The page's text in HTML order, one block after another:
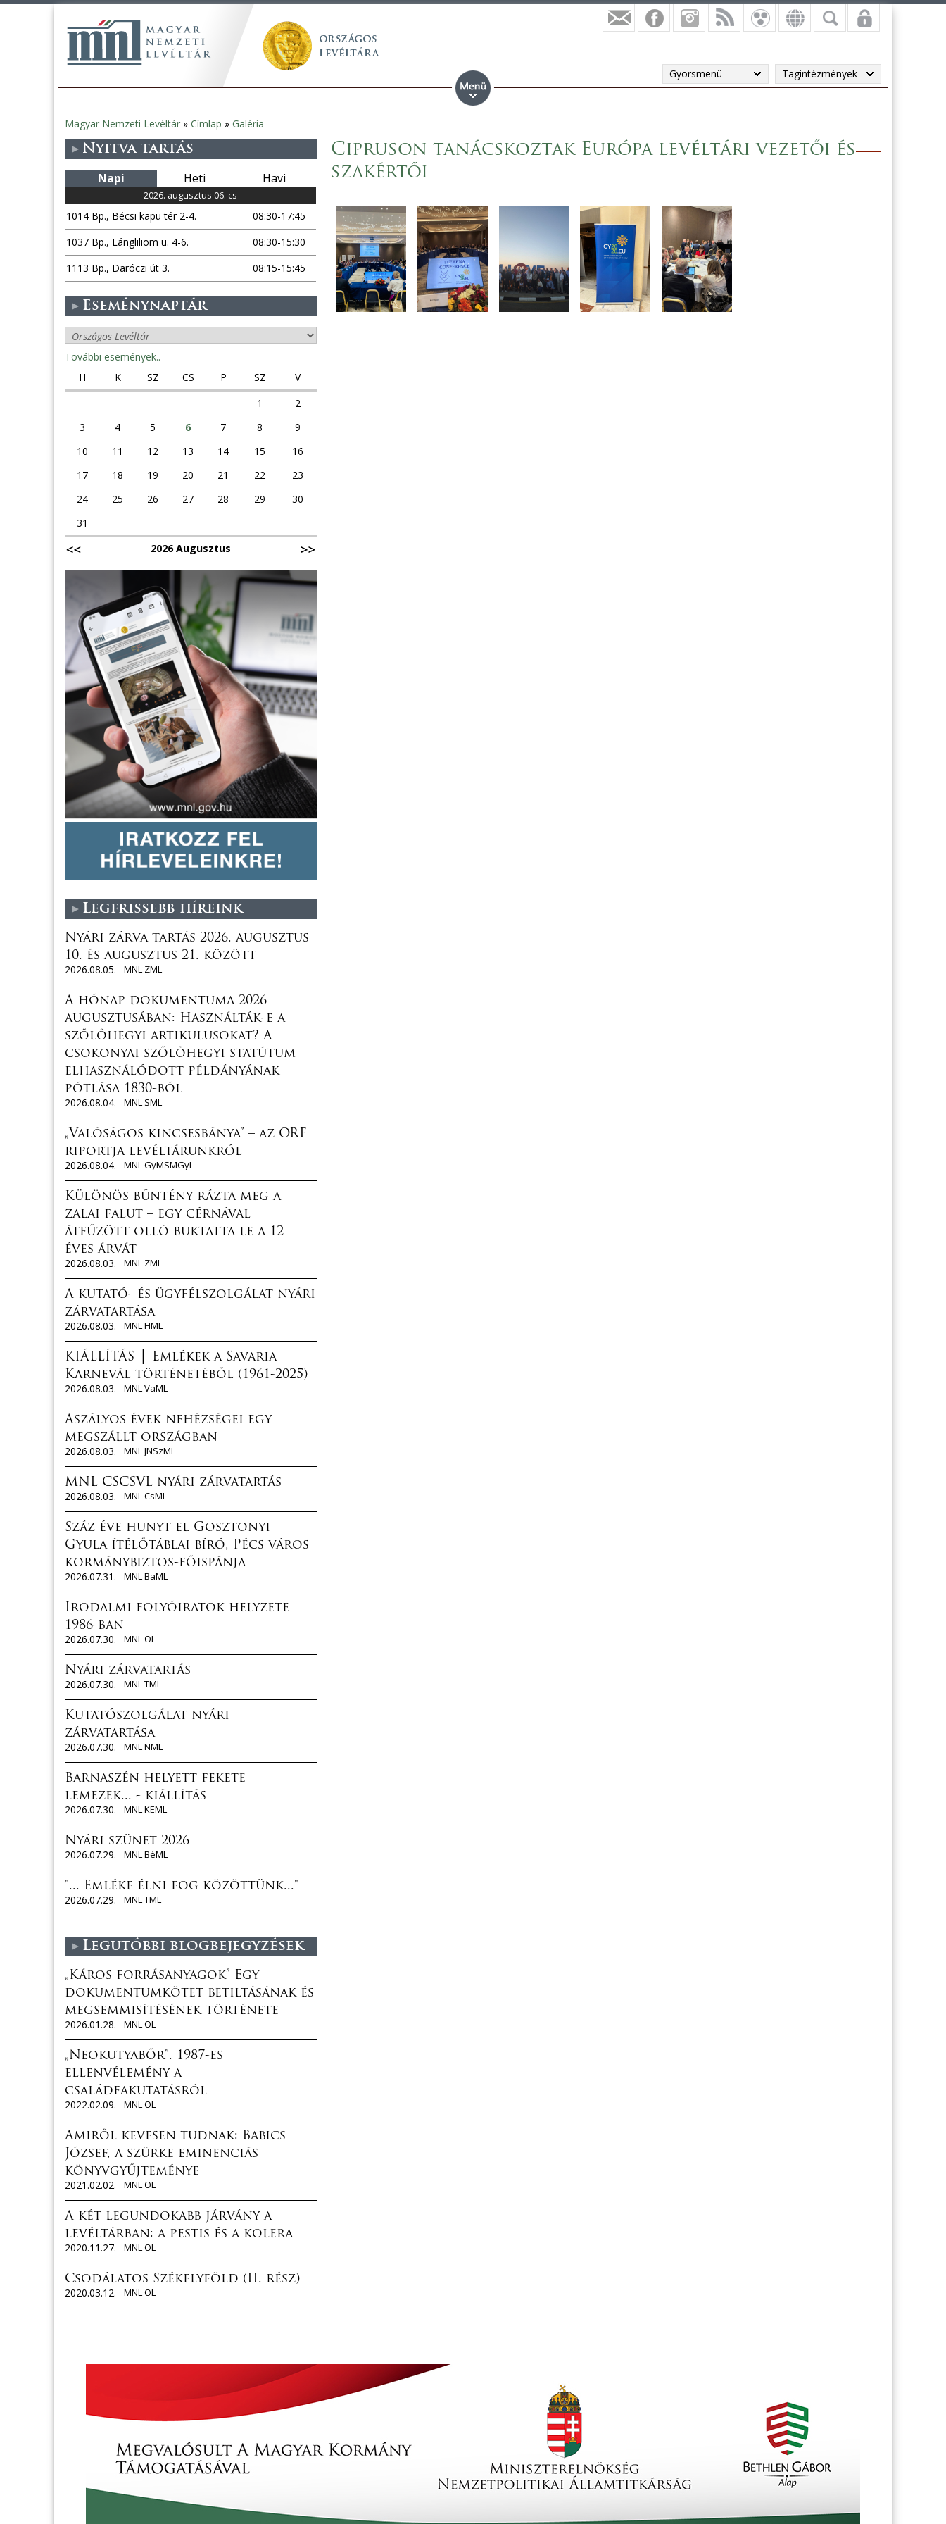
Gyorsmenü Tagintézmények
Jelenlegi
hely
Magyar Nemzeti Levéltár » Címlap » Galéria
Cipruson tanácskoztak Európa levéltári vezetői és
szakértői
Nyitva tartás
Napi Heti Havi
2026. augusztus 06. cs
1014 Bp., Bécsi kapu tér 2-4.
08:30-17:45
1037 Bp., Lángliliom u. 4-6.
08:30-15:30
1113 Bp., Daróczi út 3.
08:15-15:45
Eseménynaptár
További események..
H
K SZ CS P SZ
V
1
2
3
4 5 6 7 8
9
10
11 12 13 14 15
16
17
18 19 20 21 22
23
24
25 26 27 28 29
30
31
2026 Augusztus
Legfrissebb híreink
Nyári zárva tartás 2026. augusztus
10. és augusztus 21. között
2026.08.05.
MNL ZML
A hónap dokumentuma 2026
augusztusában: Használták-e a
szőlőhegyi artikulusokat? A
csokonyai szőlőhegyi statútum
elhasználódott példányának
pótlása 1830-ból
2026.08.04.
MNL SML
„Valóságos kincsesbánya” – az ORF
riportja levéltárunkról
2026.08.04.
MNL GyMSMGyL
Különös bűntény rázta meg a
zalai falut – egy cérnával
átfűzött olló buktatta le a 12
éves árvát
2026.08.03.
MNL ZML
A kutató- és ügyfélszolgálat nyári
zárvatartása
2026.08.03.
MNL HML
KIÁLLÍTÁS │ Emlékek a Savaria
Karnevál történetéből (1961-2025)
2026.08.03.
MNL VaML
Aszályos évek nehézségei egy
megszállt országban
2026.08.03.
MNL JNSzML
MNL CSCSVL nyári zárvatartás
2026.08.03.
MNL CsML
Száz éve hunyt el Gosztonyi
Gyula ítélőtáblai bíró, Pécs város
kormánybiztos-főispánja
2026.07.31.
MNL BaML
Irodalmi folyóiratok helyzete
1986-ban
2026.07.30.
MNL OL
Nyári zárvatartás
2026.07.30.
MNL TML
Kutatószolgálat nyári
zárvatartása
2026.07.30.
MNL NML
Barnaszén helyett fekete
lemezek... - kiállítás
2026.07.30.
MNL KEML
Nyári szünet 2026
2026.07.29.
MNL BéML
"... Emléke élni fog közöttünk..."
2026.07.29.
MNL TML
Legutóbbi blogbejegyzések
„Káros forrásanyagok” Egy
dokumentumkötet betiltásának és
megsemmisítésének története
2026.01.28.
MNL OL
„Neokutyabőr”. 1987-es
ellenvélemény a
családfakutatásról
2022.02.09.
MNL OL
Amiről kevesen tudnak: Babics
József, a szürke eminenciás
könyvgyűjteménye
2021.02.02.
MNL OL
A két legundokabb járvány a
levéltárban: a pestis és a kolera
2020.11.27.
MNL OL
Csodálatos Székelyföld (II. rész)
2020.03.12.
MNL OL